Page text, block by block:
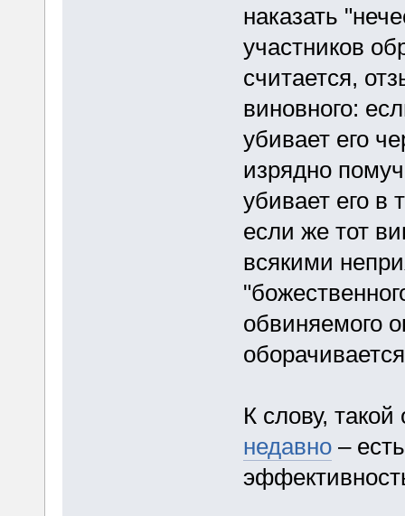
наказать
участников
считается,
виновного:
убивает его
изрядно
убивает его в
если же тот
всякими
обвиняемого
К слову,
недавно–